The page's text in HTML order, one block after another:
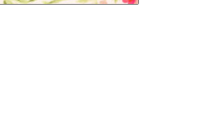
情報